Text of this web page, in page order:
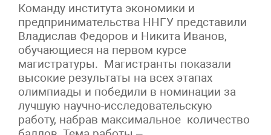
Команду института экономики и
предпринимательства ННГУ представили
Владислав Федоров и Никита Иванов,
обучающиеся на первом курсе
магистратуры. Магистранты показали
высокие результаты на всех этапах
олимпиады и победили в номинации за
лучшую научно-исследовательскую
работу, набрав максимальное количество